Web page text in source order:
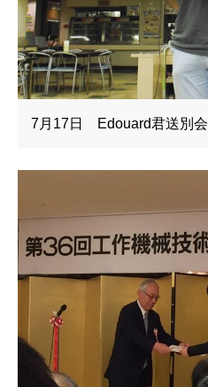
7月17日 Edouard君送別会